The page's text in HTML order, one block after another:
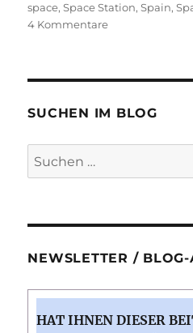
space,Space Station,Spain,
4 Kommentarezu
dem
SUCHEN IM BLOG
Suchen
nach:
NEWSLETTER /
HAT IHNEN DIESER